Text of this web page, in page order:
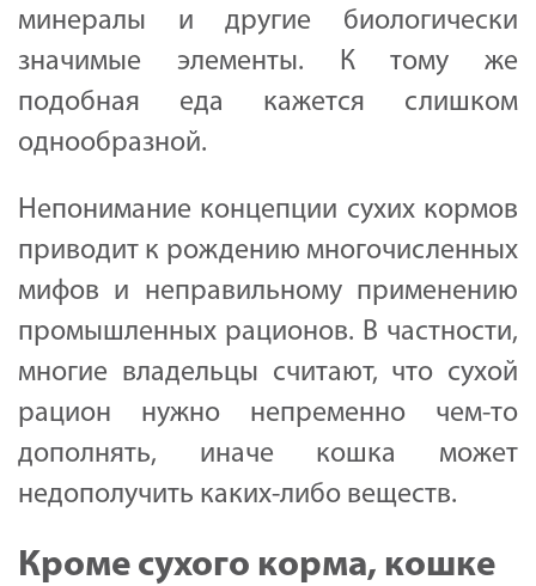
минералы и другие биологически
значимые элементы. К тому же
подобная еда кажется слишком
однообразной.
Непонимание концепции сухих кормов
приводит к рождению многочисленных
мифов и неправильному применению
промышленных рационов. В частности,
многие владельцы считают, что сухой
рацион нужно непременно чем-то
дополнять, иначе кошка может
недополучить каких-либо веществ.
Кроме сухого корма, кошке